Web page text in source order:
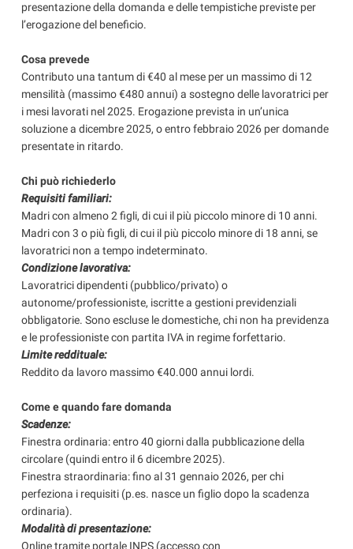
presentazione della domanda e delle tempistiche previste per
l’erogazione del beneficio.
Cosa prevede
Contributo una tantum di €40 al mese per un massimo di 12
mensilità (massimo €480 annui) a sostegno delle lavoratrici per
i mesi lavorati nel 2025. Erogazione prevista in un’unica
soluzione a dicembre 2025, o entro febbraio 2026 per domande
presentate in ritardo.
Chi può richiederlo
Requisiti familiari:
Madri con almeno 2 figli, di cui il più piccolo minore di 10 anni.
Madri con 3 o più figli, di cui il più piccolo minore di 18 anni, se
lavoratrici non a tempo indeterminato.
Condizione lavorativa:
Lavoratrici dipendenti (pubblico/privato) o
autonome/professioniste, iscritte a gestioni previdenziali
obbligatorie. Sono escluse le domestiche, chi non ha previdenza
e le professioniste con partita IVA in regime forfettario.
Limite reddituale:
Reddito da lavoro massimo €40.000 annui lordi.
Come e quando fare domanda
Scadenze:
Finestra ordinaria: entro 40 giorni dalla pubblicazione della
circolare (quindi entro il 6 dicembre 2025).
Finestra straordinaria: fino al 31 gennaio 2026, per chi
perfeziona i requisiti (p.es. nasce un figlio dopo la scadenza
ordinaria).
Modalità di presentazione:
Online tramite portale INPS (accesso con